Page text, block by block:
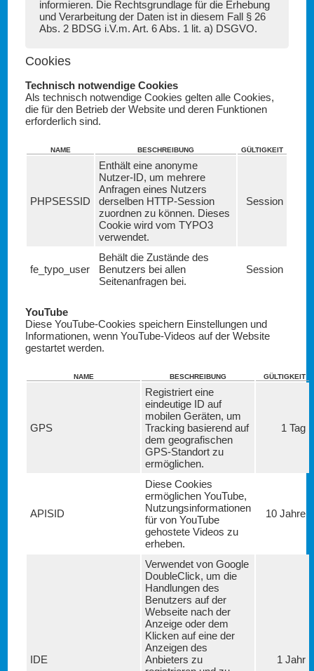
informieren. Die Rechtsgrundlage für die Erhebung
und Verarbeitung der Daten ist in diesem Fall § 26
Abs. 2 BDSG i.V.m. Art. 6 Abs. 1 lit. a) DSGVO.
Cookies
Technisch notwendige Cookies
Als technisch notwendige Cookies gelten alle Cookies,
die für den Betrieb der Website und deren Funktionen
erforderlich sind.
NAME BESCHREIBUNG GÜLTIGKEIT
PHPSESSID
Enthält eine anonyme
Nutzer-ID, um mehrere
Anfragen eines Nutzers
derselben HTTP-Session
zuordnen zu können. Dieses
Cookie wird vom TYPO3
verwendet.
Session
fe_typo_user
Behält die Zustände des
Benutzers bei allen
Seitenanfragen bei.
Session
YouTube
Diese YouTube-Cookies speichern Einstellungen und
Informationen, wenn YouTube-Videos auf der Website
gestartet werden.
NAME BESCHREIBUNG GÜLTIGKEIT
GPS
Registriert eine
eindeutige ID auf
mobilen Geräten, um
Tracking basierend auf
dem geografischen
GPS-Standort zu
ermöglichen.
1 Tag
APISID
Diese Cookies
ermöglichen YouTube,
Nutzungsinformationen
für von YouTube
gehostete Videos zu
erheben.
10 Jahre
IDE
Verwendet von Google
DoubleClick, um die
Handlungen des
Benutzers auf der
Webseite nach der
Anzeige oder dem
Klicken auf eine der
Anzeigen des
Anbieters zu
1 Jahr